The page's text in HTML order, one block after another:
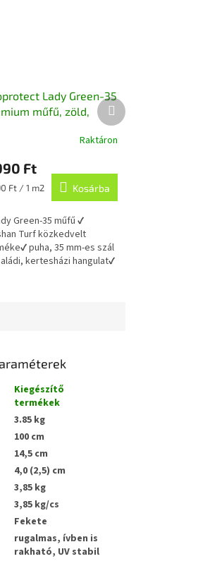
Lady Green-35
műfű, zöld,
200 cm széles
Raktáron
Ft
Ft / 1 m2 Kosárba
Green-35 műfű ✔
Turf közkedvelt
puha, 35 mm-es szál
kertesházi hangulat✔
Következő
termék
Kiegészítő
termékek
3.85 kg
100 cm
14,5 cm
4,0 (2,5) cm
3,85 kg
3,85 kg/cs
Fekete
rugalmas, ívben is
rakható, UV stabil